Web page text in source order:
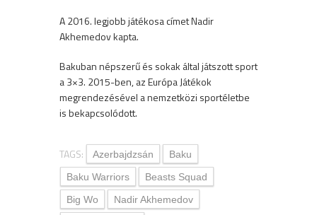
A 2016. legjobb játékosa címet Nadir
Akhemedov kapta.
Bakuban népszerű és sokak által játszott sport
a 3×3. 2015-ben, az Európa Játékok
megrendezésével a nemzetközi sportéletbe
is bekapcsolódott.
TAGS: Azerbajdzsán
Baku
Baku Warriors
Beasts Squad
Big Wo
Nadir Akhemedov